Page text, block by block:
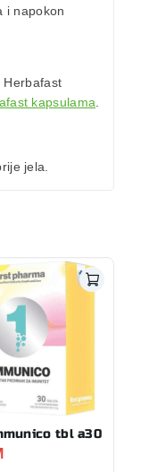
i napokon
Herbafast
kapsulama.
jela.
tbl a30